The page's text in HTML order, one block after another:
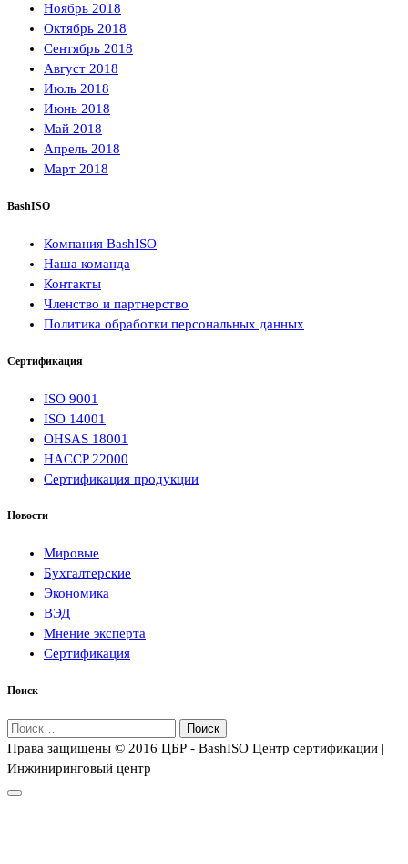
Ноябрь 2018
Октябрь 2018
Сентябрь 2018
Август 2018
Июль 2018
Июнь 2018
Май 2018
Апрель 2018
Март 2018
BashISO
Компания BashISO
Наша команда
Контакты
Членство и партнерство
Политика обработки персональных данных
Сертификация
ISO 9001
ISO 14001
OHSAS 18001
HACCP 22000
Сертификация продукции
Новости
Мировые
Бухгалтерские
Экономика
ВЭД
Мнение эксперта
Сертификация
Поиск
Найти:
Права защищены © 2016 ЦБР - BashISO Центр сертификации |
Инжиниринговый центр